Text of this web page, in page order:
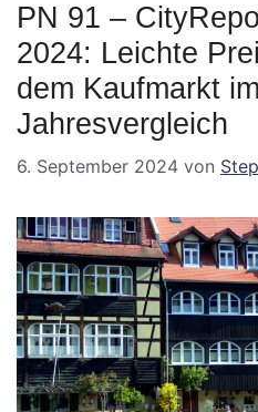
PN 91 –
2024: Leichte
dem Kaufmarkt im
Jahresvergleich
6. September 2024 von